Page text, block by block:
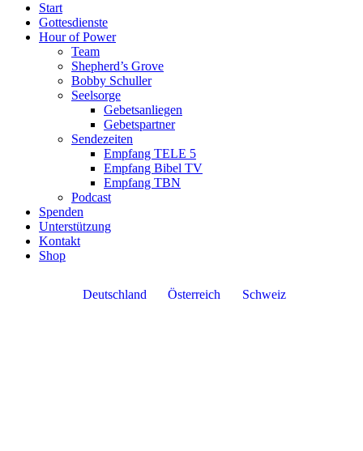
Start
Gottesdienste
Hour of Power
Team
Shepherd’s Grove
Bobby Schuller
Seelsorge
Gebetsanliegen
Gebetspartner
Sendezeiten
Empfang TELE 5
Empfang Bibel TV
Empfang TBN
Podcast
Spenden
Unterstützung
Kontakt
Shop
Deutschland Österreich Schweiz